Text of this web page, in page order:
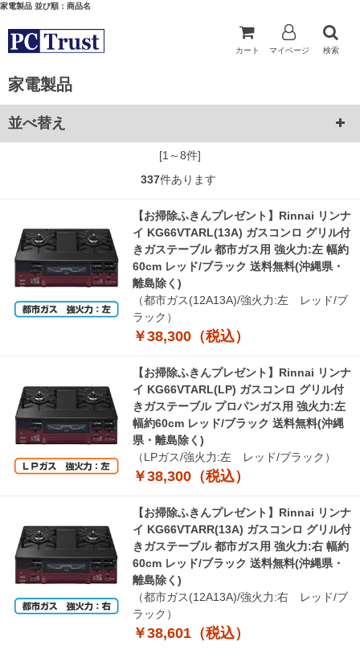
家電製品 並び順：商品名
カート マイページ 検索
家電製品
並べ替え
[1～8件]
337件あります
【お掃除ふきんプレゼント】Rinnai リンナ
イ KG66VTARL(13A) ガスコンロ グリル付
きガステーブル 都市ガス用 強火力:左 幅約
60cm レッド/ブラック 送料無料(沖縄県・
離島除く)
（都市ガス(12A13A)/強火力:左 レッド/ブ
ラック）
￥38,300（税込）
【お掃除ふきんプレゼント】Rinnai リンナ
イ KG66VTARL(LP) ガスコンロ グリル付
きガステーブル プロパンガス用 強火力:左
幅約60cm レッド/ブラック 送料無料(沖縄
県・離島除く)
（LPガス/強火力:左 レッド/ブラック）
￥38,300（税込）
【お掃除ふきんプレゼント】Rinnai リンナ
イ KG66VTARR(13A) ガスコンロ グリル付
きガステーブル 都市ガス用 強火力:右 幅約
60cm レッド/ブラック 送料無料(沖縄県・
離島除く)
（都市ガス(12A13A)/強火力:右 レッド/ブ
ラック）
￥38,601（税込）